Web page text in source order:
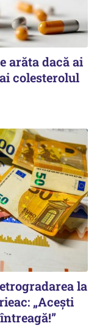
arăta dacă ai
colesterolul
la
„Acești